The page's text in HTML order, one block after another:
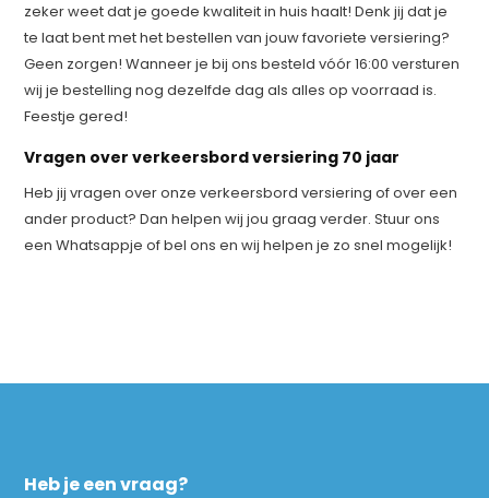
zeker weet dat je goede kwaliteit in huis haalt! Denk jij dat je
te laat bent met het bestellen van jouw favoriete versiering?
Geen zorgen! Wanneer je bij ons besteld vóór 16:00 versturen
wij je bestelling nog dezelfde dag als alles op voorraad is.
Feestje gered!
Vragen over verkeersbord versiering 70 jaar
Heb jij vragen over onze verkeersbord versiering of over een
ander product? Dan helpen wij jou graag verder. Stuur ons
een Whatsappje of bel ons en wij helpen je zo snel mogelijk!
Heb je een vraag?